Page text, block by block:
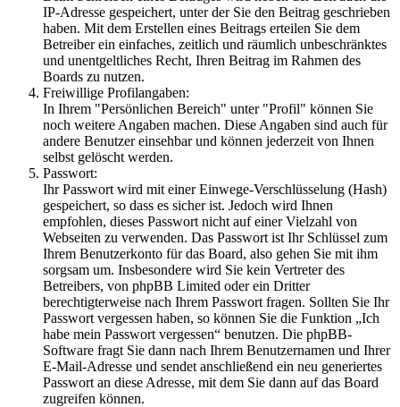
IP-Adresse gespeichert, unter der Sie den Beitrag geschrieben
haben. Mit dem Erstellen eines Beitrags erteilen Sie dem
Betreiber ein einfaches, zeitlich und räumlich unbeschränktes
und unentgeltliches Recht, Ihren Beitrag im Rahmen des
Boards zu nutzen.
Freiwillige Profilangaben:
In Ihrem "Persönlichen Bereich" unter "Profil" können Sie
noch weitere Angaben machen. Diese Angaben sind auch für
andere Benutzer einsehbar und können jederzeit von Ihnen
selbst gelöscht werden.
Passwort:
Ihr Passwort wird mit einer Einwege-Verschlüsselung (Hash)
gespeichert, so dass es sicher ist. Jedoch wird Ihnen
empfohlen, dieses Passwort nicht auf einer Vielzahl von
Webseiten zu verwenden. Das Passwort ist Ihr Schlüssel zum
Ihrem Benutzerkonto für das Board, also gehen Sie mit ihm
sorgsam um. Insbesondere wird Sie kein Vertreter des
Betreibers, von phpBB Limited oder ein Dritter
berechtigterweise nach Ihrem Passwort fragen. Sollten Sie Ihr
Passwort vergessen haben, so können Sie die Funktion „Ich
habe mein Passwort vergessen“ benutzen. Die phpBB-
Software fragt Sie dann nach Ihrem Benutzernamen und Ihrer
E-Mail-Adresse und sendet anschließend ein neu generiertes
Passwort an diese Adresse, mit dem Sie dann auf das Board
zugreifen können.